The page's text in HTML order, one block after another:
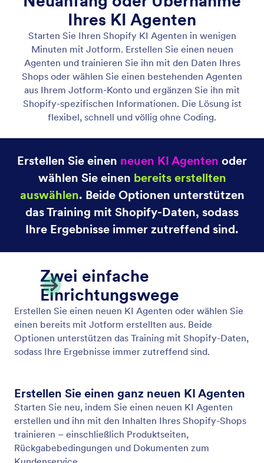
KI Chatbot erstellen oder auswählen
Erstellen Sie im Handumdrehen einen eigenen KI
Chatbot oder holen Sie sich einen aus Ihrem
Jotform-Konto, um Ihren Shopify-Shop zu
ergänzen.
Installieren Sie den Jotform KI Chatbot direkt aus
dem Shopify Shop – ohne Programmierkenntnisse.